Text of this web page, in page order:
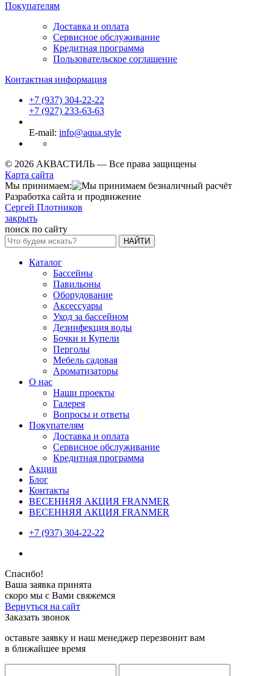
Покупателям
Доставка и оплата
Сервисное обслуживание
Кредитная программа
Пользовательское соглашение
Контактная информация
+7 (937) 304-22-22
+7 (927) 233-63-63
E-mail: info@aqua.style
© 2026 АКВАСТИЛЬ — Все права защищены
Карта сайта
Мы принимаем:
Разработка сайта и продвижение
Сергей Плотников
закрыть
поиск по сайту
НАЙТИ
Каталог
Бассейны
Павильоны
Оборудование
Аксессуары
Уход за бассейном
Дезинфекция воды
Бочки и Купели
Перголы
Мебель садовая
Ароматизаторы
О нас
Наши проекты
Галерея
Вопросы и ответы
Покупателям
Доставка и оплата
Сервисное обслуживание
Кредитная программа
Акции
Блог
Контакты
ВЕСЕННЯЯ АКЦИЯ FRANMER
ВЕСЕННЯЯ АКЦИЯ FRANMER
+7 (937) 304-22-22
Спасибо!
Ваша заявка принята
скоро мы с Вами свяжемся
Вернуться на сайт
Заказать звонок
оставьте заявку и наш менеджер перезвонит вам
в ближайшее время